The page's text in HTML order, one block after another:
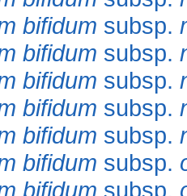
bifidum subsp.
bifidum subsp.
bifidum subsp.
bifidum subsp.
bifidum subsp.
bifidum subsp.
bifidum subsp.